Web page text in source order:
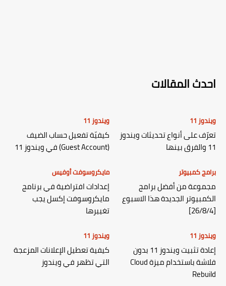
احدث المقالات
ويندوز 11
تعرّف على أنواع تحديثات ويندوز
11 والفرق بينها
ويندوز 11
كيفيّة تفعيل حساب الضيف
(Guest Account) في ويندوز 11
برامج كمبيوتر
مجموعة من أفضل برامج
الكمبيوتر الجديدة هذا الاسبوع
[26/8/4]
مايكروسوفت أوفيس
إعدادات افتراضية في برنامج
مايكروسوفت إكسل يجب
تغييرها
ويندوز 11
إعادة تثبيت ويندوز 11 بدون
فلاشة باستخدام ميزة Cloud
Rebuild
ويندوز 11
كيفية تعطيل الإعلانات المزعجة
التي تظهر في ويندوز